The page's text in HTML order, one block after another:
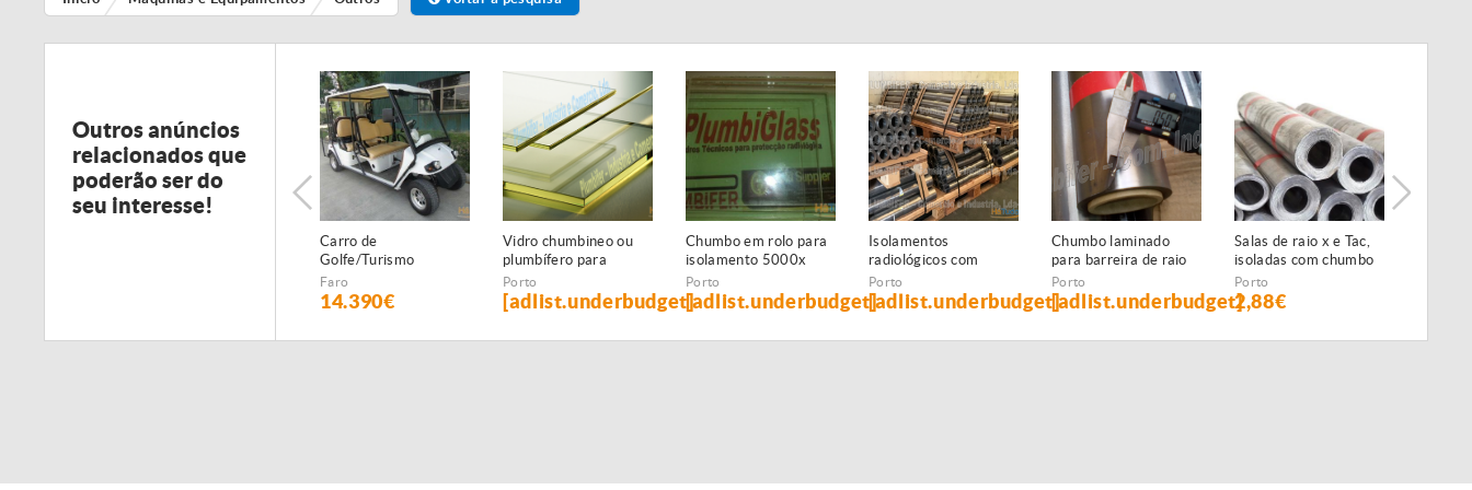
Outros anúncios
relacionados que
poderão ser do
seu interesse!
Carro de
Golfe/Turismo
eléctrico - c/matricula
- 6 PAX - NOVO
Faro
14.390€
Vidro chumbineo ou
plumbífero para
proteçao radiologica
Porto
[adlist.underbudget]
Chumbo em rolo para
isolamento 5000x
1000 x 1,5 mm
Porto
[adlist.underbudget]
Isolamentos
radiológicos com
Chapa de chumbo em
rolo
Porto
[adlist.underbudget]
Chumbo laminado
para barreira de raio
x, 0,5mm espessura
Porto
[adlist.underbudget]
Salas de raio x e Tac,
isoladas com chumbo
Porto
2,88€